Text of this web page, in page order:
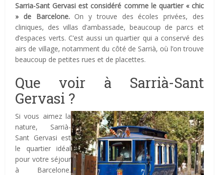
Sarria-Sant Gervasi est considéré comme le quartier « chic
» de Barcelone.On y trouve des écoles privées, des
cliniques, des villas d’ambassade, beaucoup de parcs et
d’espaces verts. C’est aussi un quartier qui a conservé des
airs de village, notamment du côté de Sarrià, où l’on trouve
beaucoup de petites rues et de placettes.
Que voir à Sarrià-Sant
Gervasi ?
Si vous aimez la
nature, Sarrià-
Sant Gervasi est
le quartier idéal
pour votre séjour
à Barcelone.